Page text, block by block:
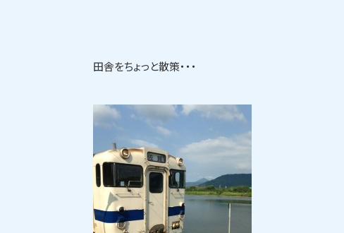
田舎をちょっと散策・・・